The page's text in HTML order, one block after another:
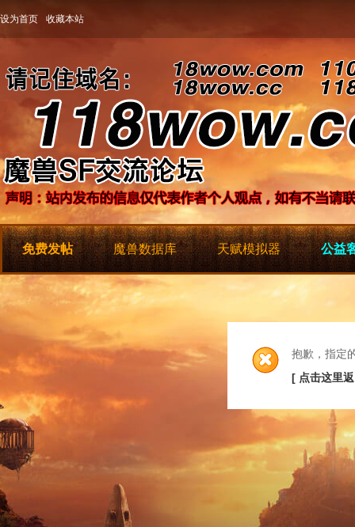
设为首页 收藏本站
免费发帖 魔兽数据库 天赋模拟器 公益
抱歉，指定
[ 点击这里